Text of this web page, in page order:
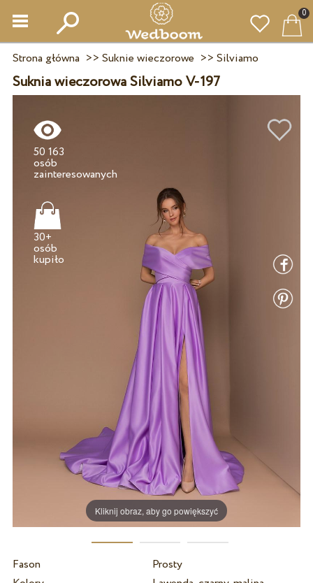
0
Strona główna >> Suknie wieczorowe >> Silviamo
Suknia wieczorowa Silviamo V-197
Kliknij obraz, aby go powiększyć
50 163
osób
30+
osób
Fason
Prosty